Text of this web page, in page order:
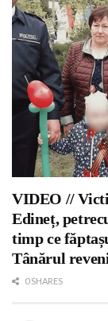
VIDEO //
Edineț,
timp ce
Tânărul
0 SHARES